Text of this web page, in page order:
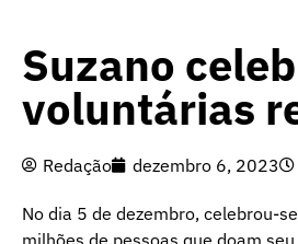
Suzano
voluntárias
Redação dezembro 6, 2023
No dia 5 de dezembro, celebrou-